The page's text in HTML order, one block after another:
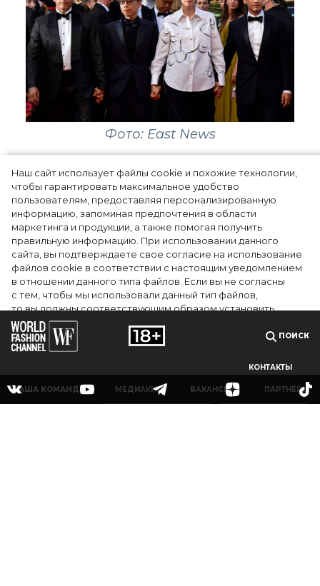
Наш сайт использует файлы cookie и похожие технологии,
чтобы гарантировать максимальное удобство
пользователям, предоставляя персонализированную
информацию, запоминая предпочтения в области
маркетинга и продукции, а также помогая получить
правильную информацию. При использовании данного
сайта, вы подтверждаете свое согласие на использование
файлов cookie в соответствии с настоящим уведомлением
в отношении данного типа файлов. Если вы не согласны
с тем, чтобы мы использовали данный тип файлов,
то вы должны соответствующим образом установить
настройки вашего браузера или не использовать сайт wfc.tv
Фото: East News
ПОИСК
КОНТАКТЫ
НАША КОМАНДА МЕДИАКИТ ВАКАНСИИ ПАРТНЁРЫ